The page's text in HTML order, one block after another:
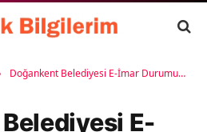
Doğankent Belediyesi E-İmar Durumu Sorgulama
E-